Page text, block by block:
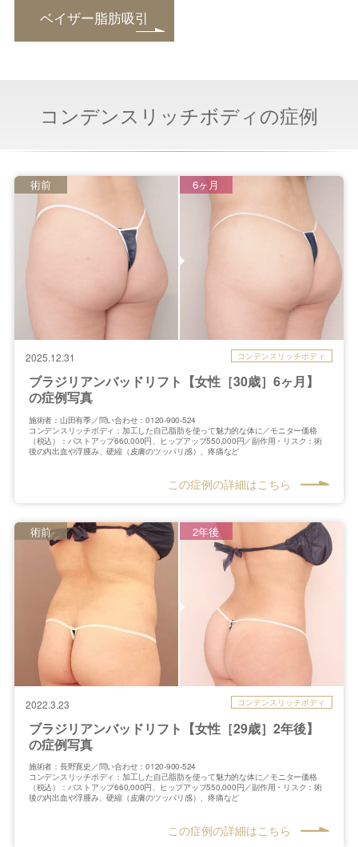
ベイザー脂肪吸引
コンデンスリッチボディの症例
2025.12.31 コンデンスリッチボディ
ブラジリアンバッドリフト【女性［30歳］6ヶ月】
の症例写真
術前 6ヶ月
施術者：山田有季／問い合わせ：0120-900-524
コンデンスリッチボディ：加工した自己脂肪を使って魅力的な体に／モニター価格
（税込）：バストアップ660,000円、ヒップアップ550,000円／副作用・リスク：術
後の内出血や浮腫み、硬縮（皮膚のツッパリ感）、疼痛など
この症例の詳細はこちら
2022.3.23 コンデンスリッチボディ
ブラジリアンバッドリフト【女性［29歳］2年後】
の症例写真
術前 2年後
施術者：長野寛史／問い合わせ：0120-900-524
コンデンスリッチボディ：加工した自己脂肪を使って魅力的な体に／モニター価格
（税込）：バストアップ660,000円、ヒップアップ550,000円／副作用・リスク：術
後の内出血や浮腫み、硬縮（皮膚のツッパリ感）、疼痛など
この症例の詳細はこちら